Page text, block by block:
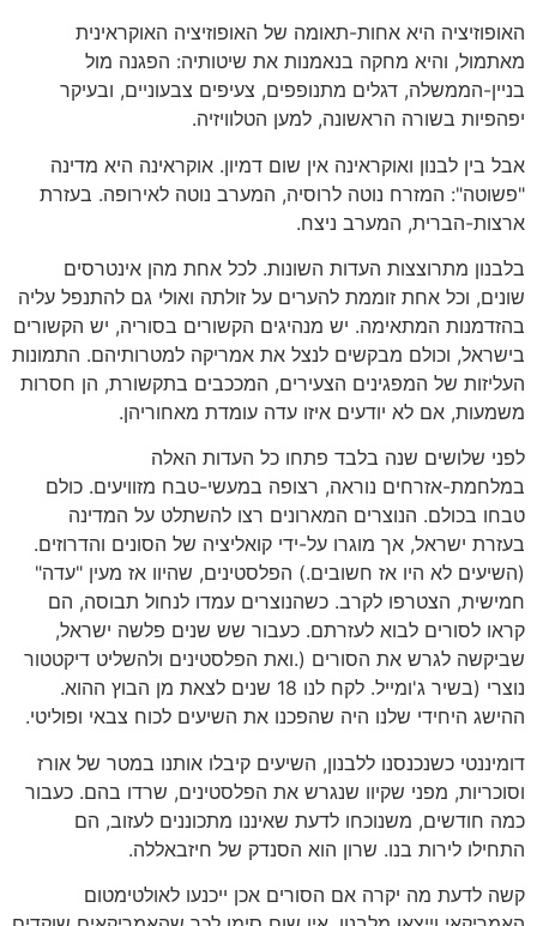
האופוזיציה היא אחות-תאומה של האופוזיציה האוקראינית
מאתמול, והיא מחקה בנאמנות את שיטותיה: הפגנה מול
בניין-הממשלה, דגלים מתנופפים, צעיפים צבעוניים, ובעיקר
יפהפיות בשורה הראשונה, למען הטלוויזיה.
אבל בין לבנון ואוקראינה אין שום דמיון. אוקראינה היא מדינה
"פשוטה": המזרח נוטה לרוסיה, המערב נוטה לאירופה. בעזרת
ארצות-הברית, המערב ניצח.
בלבנון מתרוצצות העדות השונות. לכל אחת מהן אינטרסים
שונים, וכל אחת זוממת להערים על זולתה ואולי גם להתנפל עליה
בהזדמנות המתאימה. יש מנהיגים הקשורים בסוריה, יש הקשורים
בישראל, וכולם מבקשים לנצל את אמריקה למטרותיהם. התמונות
העליזות של המפגינים הצעירים, המככבים בתקשורת, הן חסרות
משמעות, אם לא יודעים איזו עדה עומדת מאחוריהן.
לפני שלושים שנה בלבד פתחו כל העדות האלה
במלחמת-אזרחים נוראה, רצופה במעשי-טבח מזוויעים. כולם
טבחו בכולם. הנוצרים המארונים רצו להשתלט על המדינה
בעזרת ישראל, אך מוגרו על-ידי קואליציה של הסונים והדרוזים.
(השיעים לא היו אז חשובים.) הפלסטינים, שהיוו אז מעין "עדה"
חמישית, הצטרפו לקרב. כשהנוצרים עמדו לנחול תבוסה, הם
קראו לסורים לבוא לעזרתם. כעבור שש שנים פלשה ישראל,
שביקשה לגרש את הסורים (.ואת הפלסטינים ולהשליט דיקטטור
נוצרי (בשיר ג'ומייל. לקח לנו 18 שנים לצאת מן הבוץ ההוא.
ההישג היחידי שלנו היה שהפכנו את השיעים לכוח צבאי ופוליטי.
דומיננטי כשנכנסנו ללבנון, השיעים קיבלו אותנו במטר של אורז
וסוכריות, מפני שקיוו שנגרש את הפלסטינים, שרדו בהם. כעבור
כמה חודשים, משנוכחו לדעת שאיננו מתכוננים לעזוב, הם
התחילו לירות בנו. שרון הוא הסנדק של חיזבאללה.
קשה לדעת מה יקרה אם הסורים אכן ייכנעו לאולטימטום